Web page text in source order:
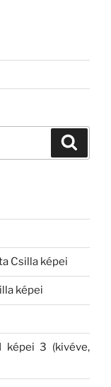
Csilla képei
képei
képei 3 (kivéve,